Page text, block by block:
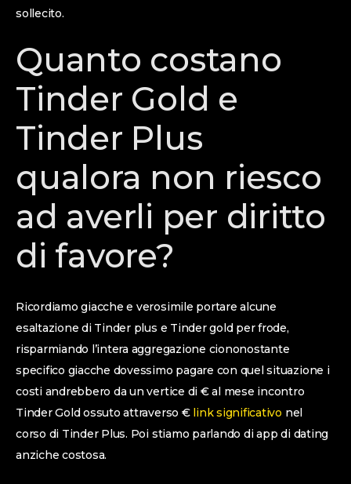
sollecito.
Quanto costano
Tinder Gold e
Tinder Plus
qualora non riesco
ad averli per diritto
di favore?
Ricordiamo giacche e verosimile portare alcune
esaltazione di Tinder plus e Tinder gold per frode,
risparmiando l’intera aggregazione ciononostante
specifico giacche dovessimo pagare con quel situazione i
costi andrebbero da un vertice di € al mese incontro
Tinder Gold ossuto attraverso € link significativo nel
corso di Tinder Plus. Poi stiamo parlando di app di dating
anziche costosa.